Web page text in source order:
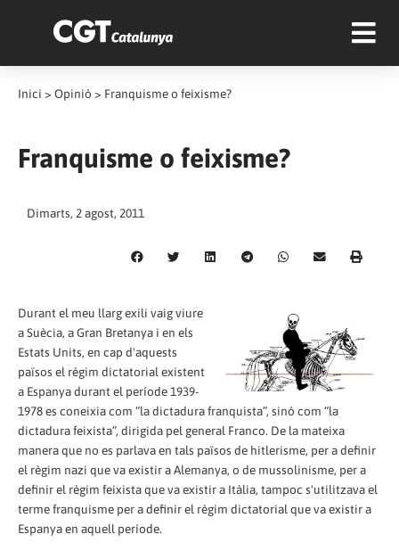
Inici > Opinió > Franquisme o feixisme?
Franquisme o feixisme?
Dimarts, 2 agost, 2011
Durant el meu llarg exili vaig viure
a Suècia, a Gran Bretanya i en els
Estats Units, en cap d'aquests
països el règim dictatorial existent
a Espanya durant el període 1939-
1978 es coneixia com “la dictadura franquista”, sinó com “la
dictadura feixista”, dirigida pel general Franco. De la mateixa
manera que no es parlava en tals països de hitlerisme, per a definir
el règim nazi que va existir a Alemanya, o de mussolinisme, per a
definir el règim feixista que va existir a Itàlia, tampoc s'utilitzava el
terme franquisme per a definir el règim dictatorial que va existir a
Espanya en aquell període.